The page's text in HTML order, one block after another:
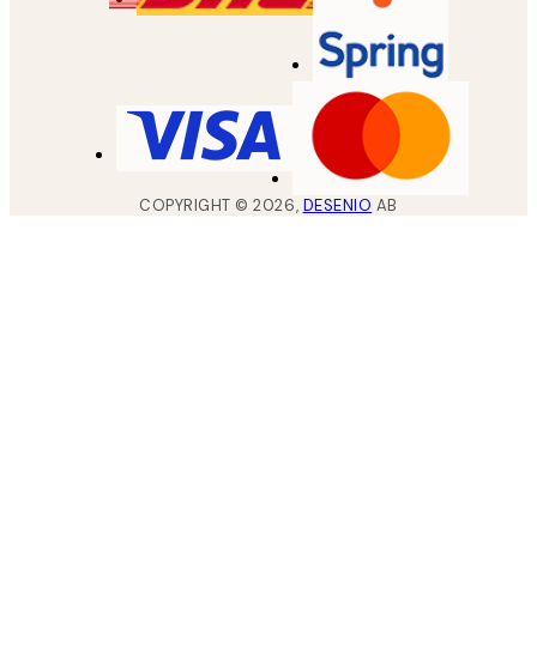
COPYRIGHT ©2026, DESENIO AB